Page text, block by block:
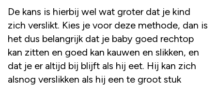
De kans is hierbij wel wat groter dat je kind
zich verslikt. Kies je voor deze methode, dan is
het dus belangrijk dat je baby goed rechtop
kan zitten en goed kan kauwen en slikken, en
dat je er altijd bij blijft als hij eet. Hij kan zich
alsnog verslikken als hij een te groot stuk